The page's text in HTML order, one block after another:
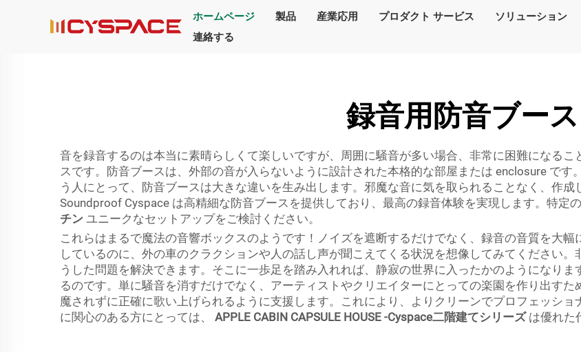
ホームページ 製品 産業応用 プロダクト サービス ソリューション
連絡する
録音用防音ブース
音を録音するのは本当に素晴らしくて楽しいですが、周囲に騒音が多い場合、非常に困難になる
スです。防音ブースは、外部の音が入らないように設計された本格的な部屋または enclosure で
う人にとって、防音ブースは大きな違いを生み出します。邪魔な音に気を取られることなく、作成
Soundproof Cyspace は高精細な防音ブースを提供しており、最高の録音体験を実現します。特定
チン ユニークなセットアップをご検討ください。
これらはまるで魔法の音響ボックスのようです！ノイズを遮断するだけでなく、録音の音質を大
しているのに、外の車のクラクションや人の話し声が聞こえてくる状況を想像してみてください
うした問題を解決できます。そこに一歩足を踏み入れれば、静寂の世界に入ったかのようになり
るのです。単に騒音を消すだけでなく、アーティストやクリエイターにとっての楽園を作り出す
魔されずに正確に歌い上げられるように支援します。これにより、よりクリーンでプロフェッシ
に関心のある方にとっては、 APPLE CABIN CAPSULE HOUSE -Cyspace二階建てシリーズ は優れた